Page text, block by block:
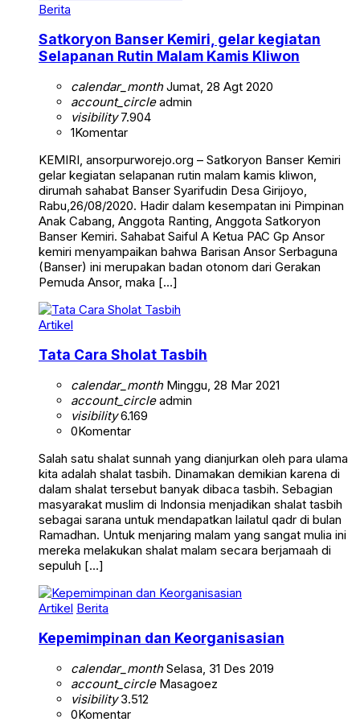
Berita
Satkoryon Banser Kemiri, gelar kegiatan
Selapanan Rutin Malam Kamis Kliwon
calendar_monthJumat, 28 Agt 2020
account_circleadmin
visibility7.904
1Komentar
KEMIRI, ansorpurworejo.org – Satkoryon Banser Kemiri
gelar kegiatan selapanan rutin malam kamis kliwon,
dirumah sahabat Banser Syarifudin Desa Girijoyo,
Rabu,26/08/2020. Hadir dalam kesempatan ini Pimpinan
Anak Cabang, Anggota Ranting, Anggota Satkoryon
Banser Kemiri. Sahabat Saiful A Ketua PAC Gp Ansor
kemiri menyampaikan bahwa Barisan Ansor Serbaguna
(Banser) ini merupakan badan otonom dari Gerakan
Pemuda Ansor, maka […]
Artikel
Tata Cara Sholat Tasbih
calendar_monthMinggu, 28 Mar 2021
account_circleadmin
visibility6.169
0Komentar
Salah satu shalat sunnah yang dianjurkan oleh para ulama
kita adalah shalat tasbih. Dinamakan demikian karena di
dalam shalat tersebut banyak dibaca tasbih. Sebagian
masyarakat muslim di Indonsia menjadikan shalat tasbih
sebagai sarana untuk mendapatkan lailatul qadr di bulan
Ramadhan. Untuk menjaring malam yang sangat mulia ini
mereka melakukan shalat malam secara berjamaah di
sepuluh […]
Artikel Berita
Kepemimpinan dan Keorganisasian
calendar_monthSelasa, 31 Des 2019
account_circleMasagoez
visibility3.512
0Komentar